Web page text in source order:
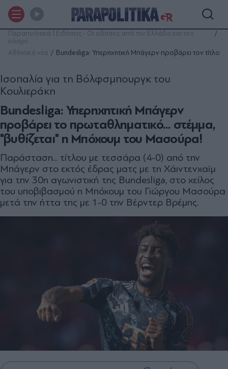
Παραπολιτικά | Ειδήσεις - Οι ειδήσεις από την Ελλάδα και τον
κόσμο
Αθλητικά νέα
Bundesliga: Υπερηχητική Μπάγερν προβάρει τον τίτλο
Bundesliga: Υπερηχητική Μπάγερν
προβάρει το πρωταθληματικό... στέμμα,
"βυθίζεται" η Μπόχουμ του Μασούρα!
Ισοπαλία για τη Βόλφσμπουργκ του
Κουλιεράκη
Παράσταση... τίτλου με τεσσάρα (4-0) από την
Μπάγερν στο εκτός έδρας ματς με τη Χάιντενχαϊμ
για την 30η αγωνιστική της Bundesliga, στο χείλος
του υποβιβασμού η Μπόχουμ του Γιώργου Μασούρα
μετά την ήττα της με 1-0 την Βέρντερ Βρέμης.